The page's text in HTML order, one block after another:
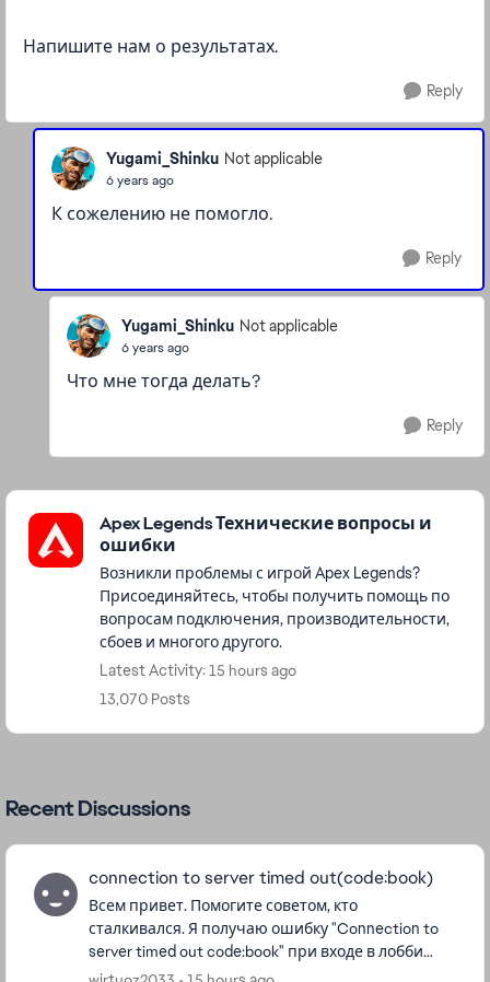
Напишите нам о результатах.
Reply
Yugami_Shinku Not applicable
6 years ago
К сожелению не помогло.
Reply
Yugami_Shinku Not applicable
6 years ago
Что мне тогда делать?
Reply
Featured Places
Apex Legends Технические вопросы и
ошибки
Возникли проблемы с игрой Apex Legends?
Присоединяйтесь, чтобы получить помощь по
вопросам подключения, производительности,
сбоев и многого другого.
Latest Activity: 15 hours ago
13,070 Posts
Recent Discussions
connection to server timed out(code:book)
Всем привет. Помогите советом, кто
сталкивался. Я получаю ошибку "Connection to
server timed out code:book" при входе в лобби
Apex Legends. Выбираю любой сервер, нажимаю